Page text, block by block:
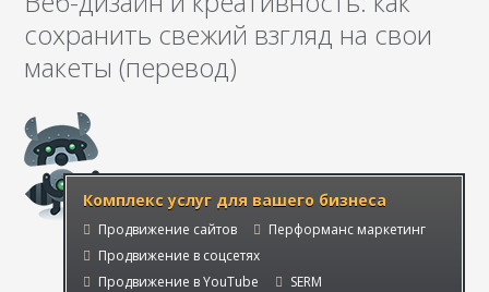
сохранить свежий взгляд на свои
макеты (перевод)
Комплекс услуг для вашего бизнеса
Продвижение сайтов
Перформанс маркетинг
Продвижение в соцсетях
Продвижение в YouTube
SERM